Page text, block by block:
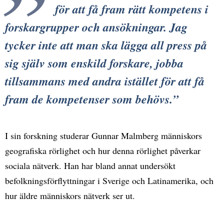
för att få fram rätt kompetens i
forskargrupper och ansökningar. Jag
tycker inte att man ska lägga all press på
sig själv som enskild forskare, jobba
tillsammans med andra istället för att få
fram de kompetenser som behövs.
I sin forskning studerar Gunnar Malmberg människors
geografiska rörlighet och hur denna rörlighet påverkar
sociala nätverk. Han har bland annat undersökt
befolkningsförflyttningar i Sverige och Latinamerika, och
hur äldre människors nätverk ser ut.